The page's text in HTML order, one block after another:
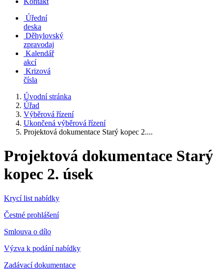
Úřední
deska
Děhylovský
zpravodaj
Kalendář
akcí
Krizová
čísla
Úvodní stránka
Úřad
Výběrová řízení
Ukončená výběrová řízení
Projektová dokumentace Starý kopec 2....
Projektová dokumentace Starý
kopec 2. úsek
Krycí list nabídky
Čestné prohlášení
Smlouva o dílo
Výzva k podání nabídky
Zadávací dokumentace